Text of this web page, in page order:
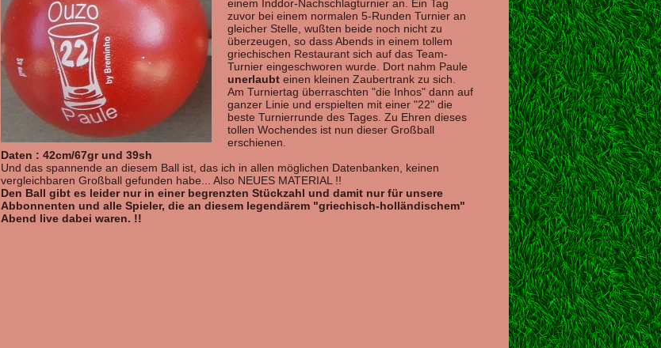
einem Inddor-Nachschlagturnier an. Ein Tag
zuvor bei einem normalen 5-Runden Turnier an
gleicher Stelle, wußten beide noch nicht zu
überzeugen, so dass Abends in einem tollem
griechischen Restaurant sich auf das Team-
Turnier eingeschworen wurde. Dort nahm Paule
unerlaubteinen kleinen Zaubertrank zu sich.
Am Turniertag überraschten "die Inhos" dann auf
ganzer Linie und erspielten mit einer "22" die
beste Turnierrunde des Tages. Zu Ehren dieses
tollen Wochendes ist nun dieser Großball
erschienen.
Daten : 42cm/67gr und 39sh
Und das spannende an diesem Ball ist, das ich in allen möglichen Datenbanken, keinen
vergleichbaren Großball gefunden habe... Also NEUES MATERIAL !!
Den Ball gibt es leider nur in einer begrenzten Stückzahl und damit nur für unsere
Abbonnenten und alle Spieler, die an diesem legendärem "griechisch-holländischem"
Abend live dabei waren. !!